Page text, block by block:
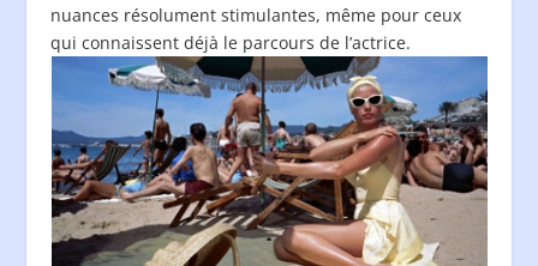
nuances résolument stimulantes, même pour ceux
qui connaissent déjà le parcours de l’actrice.